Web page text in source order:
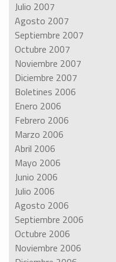
Julio 2007
Agosto 2007
Septiembre 2007
Octubre 2007
Noviembre 2007
Diciembre 2007
Boletines 2006
Enero 2006
Febrero 2006
Marzo 2006
Abril 2006
Mayo 2006
Junio 2006
Julio 2006
Agosto 2006
Septiembre 2006
Octubre 2006
Noviembre 2006